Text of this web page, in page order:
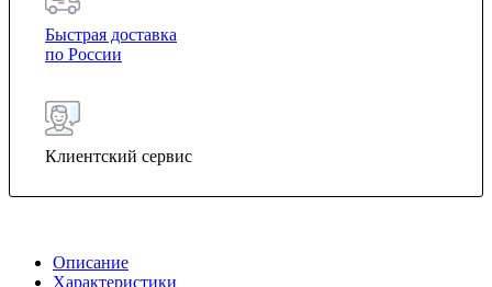
Быстрая доставка
по России
Клиентский сервис
Описание
Характеристики